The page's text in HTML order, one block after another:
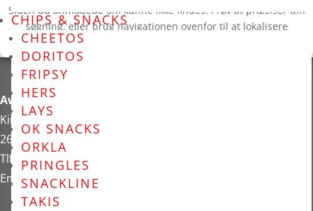
CHIPS & SNACKS
CHEETOS
DORITOS
FRIPSY
HERS
LAYS
OK SNACKS
ORKLA
PRINGLES
SNACKLINE
TAKIS
Siden du anmodede om kunne ikke findes. Prøv at præciser din
søgning, eller brug navigationen ovenfor til at lokalisere
Awan Nordic ApS
Kirkebjerg Allé 88
2605 Brøndbyvester
Tlf: 42 32 37 07
Email:info@awannordic.co